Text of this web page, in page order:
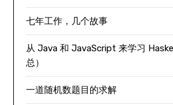
七年工作，几个故事
从 Java 和 JavaScript 来学习
总）
一道随机数题目的求解